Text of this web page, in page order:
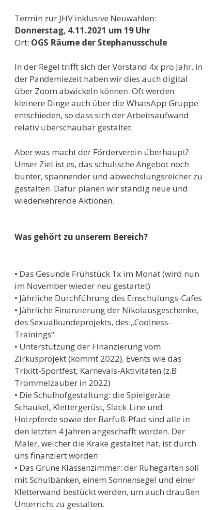
Termin zur JHV inklusive Neuwahlen:
Donnerstag, 4.11.2021 um 19 Uhr
Ort: OGS Räume der Stephanusschule
In der Regel trifft sich der Vorstand 4x pro Jahr, in
der Pandemiezeit haben wir dies auch digital
über Zoom abwickeln können. Oft werden
kleinere Dinge auch über die WhatsApp Gruppe
entschieden, so dass sich der Arbeitsaufwand
relativ überschaubar gestaltet.
Aber was macht der Förderverein überhaupt?
Unser Ziel ist es, das schulische Angebot noch
bunter, spannender und abwechslungsreicher zu
gestalten. Dafür planen wir ständig neue und
wiederkehrende Aktionen.
Was gehört zu unserem Bereich?
• Das Gesunde Frühstück 1x im Monat (wird nun
im November wieder neu gestartet)
• Jährliche Durchführung des Einschulungs-Cafes
• Jährliche Finanzierung der Nikolausgeschenke,
des Sexualkundeprojekts, des „Coolness-
Trainings“
• Unterstützung der Finanzierung vom
Zirkusprojekt (kommt 2022), Events wie das
Trixitt-Sportfest, Karnevals-Aktivitäten (z.B
Trommelzauber in 2022)
• Die Schulhofgestaltung: die Spielgeräte
Schaukel, Klettergerüst, Slack-Line und
Holzpferde sowie der Barfuß-Pfad sind alle in
den letzten 4 Jahren angeschafft worden. Der
Maler, welcher die Krake gestaltet hat, ist durch
uns finanziert worden
• Das Grüne Klassenzimmer: der Ruhegarten soll
mit Schulbänken, einem Sonnensegel und einer
Kletterwand bestückt werden, um auch draußen
Unterricht zu gestalten.